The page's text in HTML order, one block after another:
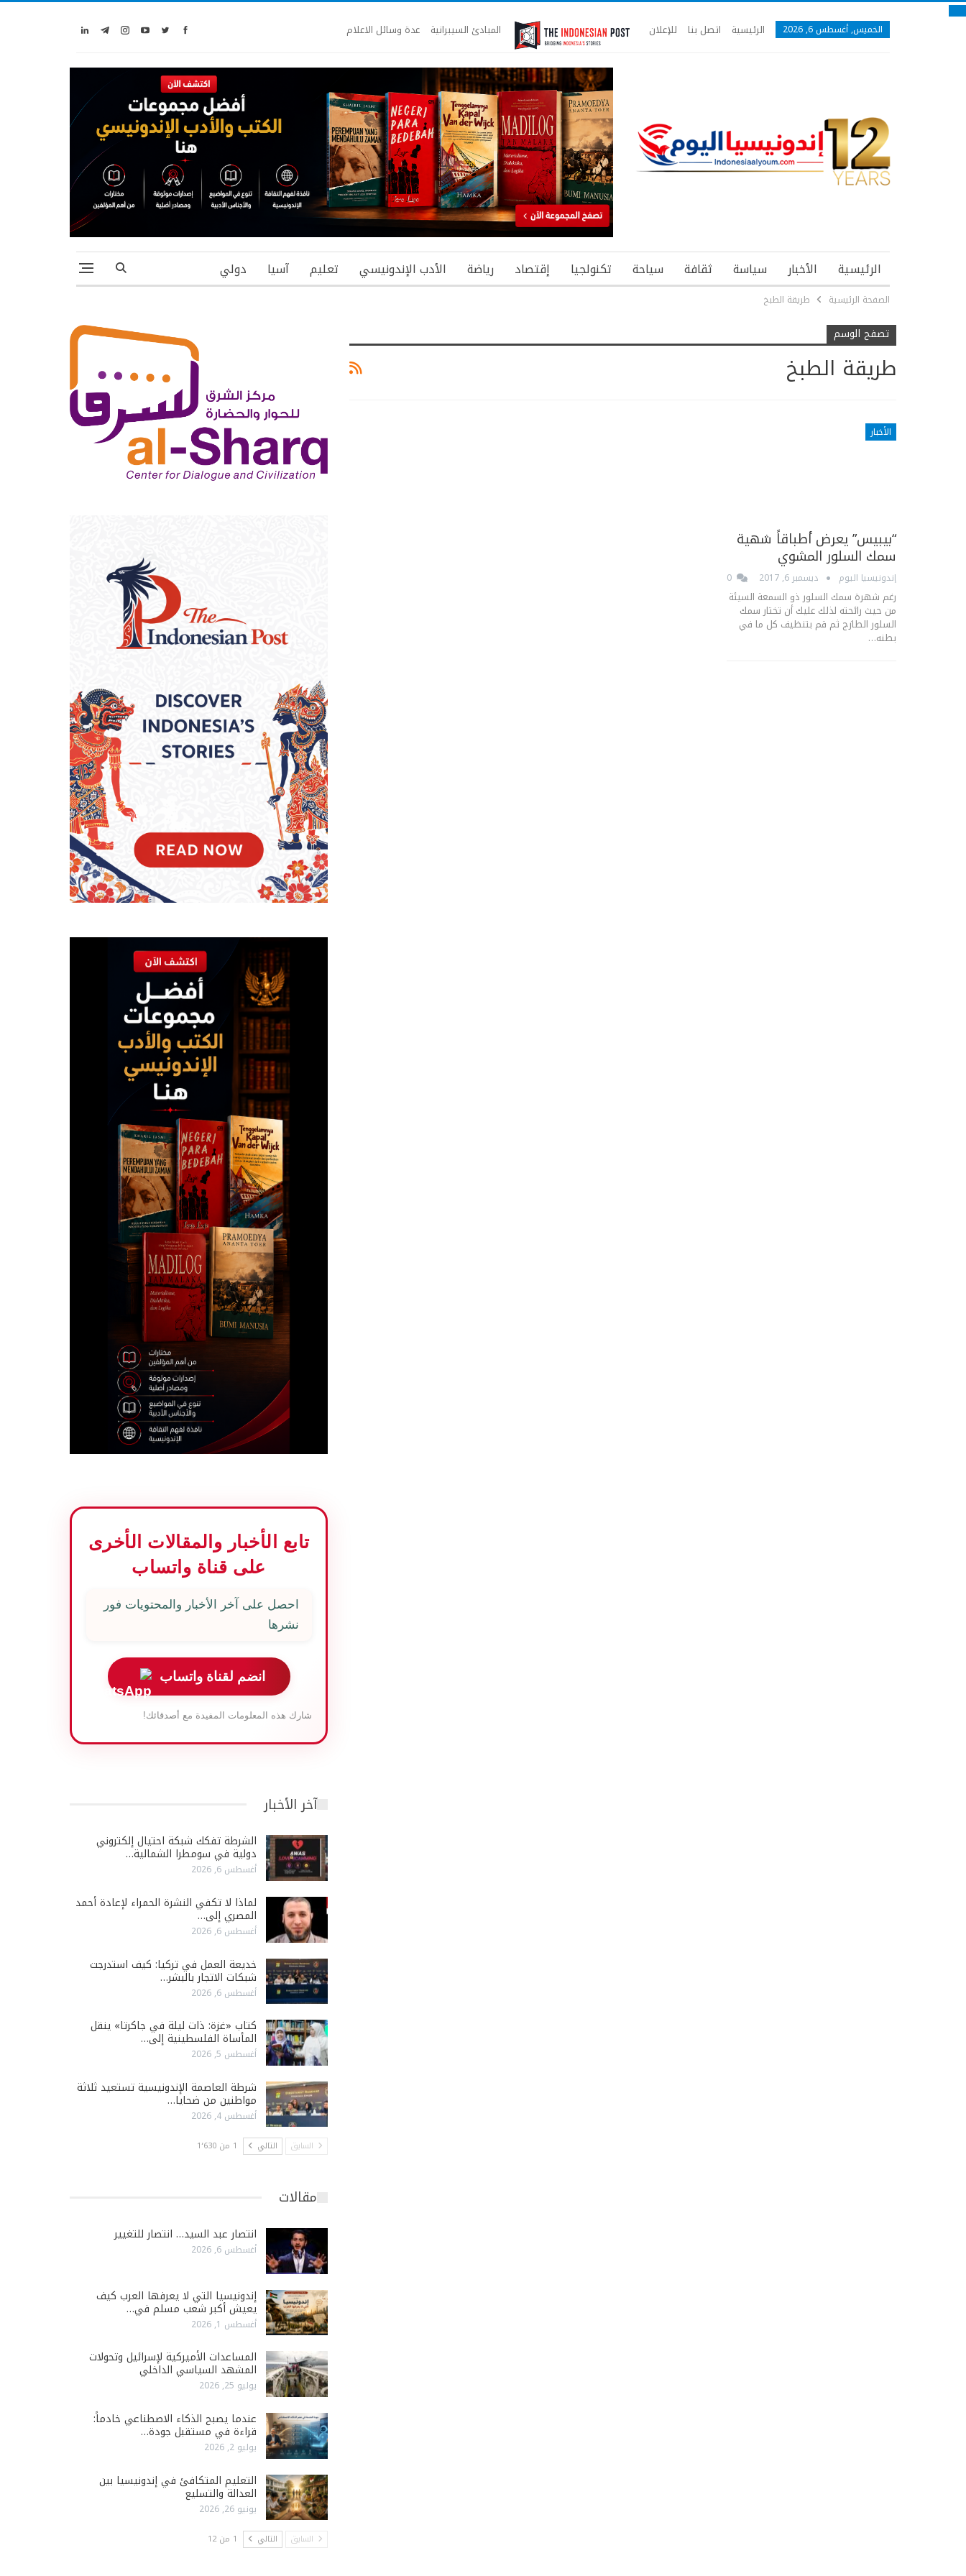
الخميس, أغسطس 6, 2026 الرئيسية اتصل بنا للإعلان المبادئ السيبرانية عدة وسائل الاعلام
الرئيسية الأخبار سياسة ثقافة سياحة تكنولجيا إقتصاد رياضة الأدب الإندونيسي تعليم آسيا دولي
الصفحة الرئيسية طريقة الطبخ
تصفح الوسم
طريقة الطبخ
الأخبار
“بيبيس” يعرض أطباقاً شهية
سمك السلور المشوي
إندونيسيا اليوم ديسمبر 6, 2017
رغم شهرة سمك السلور ذو السمعة السيئة
من حيث رائحته لذلك عليك أن تختار سمك
السلور الطازج ثم قم بتنظيف كل ما في
بطنه…
تابع الأخبار والمقالات الأخرى
على قناة واتساب
احصل على آخر الأخبار والمحتويات فور
نشرها
انضم لقناة واتساب
شارك هذه المعلومات المفيدة مع أصدقائك!
آخر الأخبار
الشرطة تفكك شبكة احتيال إلكتروني
دولية في سومطرا الشمالية…
أغسطس 6, 2026
لماذا لا تكفي النشرة الحمراء لإعادة أحمد
المصري إلى…
أغسطس 6, 2026
خديعة العمل في تركيا: كيف استدرجت
شبكات الاتجار بالبشر…
أغسطس 6, 2026
كتاب «غزة: ذات ليلة في جاكرتا» ينقل
المأساة الفلسطينية إلى…
أغسطس 5, 2026
شرطة العاصمة الإندونيسية تستعيد ثلاثة
مواطنين من ضحايا…
أغسطس 4, 2026
السابق التالي 1 من 1٬630
مقالات
انتصار عبد السيد… انتصار للتغيير
أغسطس 6, 2026
إندونيسيا التي لا يعرفها العرب كيف
يعيش أكبر شعب مسلم في…
أغسطس 1, 2026
المساعدات الأميركية لإسرائيل وتحولات
المشهد السياسي الداخلي
يوليو 25, 2026
عندما يصبح الذكاء الاصطناعي خادماً:
قراءة في مستقبل جودة…
يوليو 2, 2026
التعليم المتكافئ في إندونيسيا بين
العدالة والتسليع
يونيو 26, 2026
السابق التالي 1 من 12